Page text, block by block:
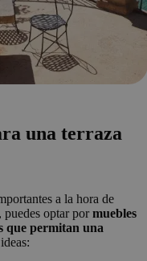
una terraza
a la hora de
puedes optar pormuebles
que permitan una